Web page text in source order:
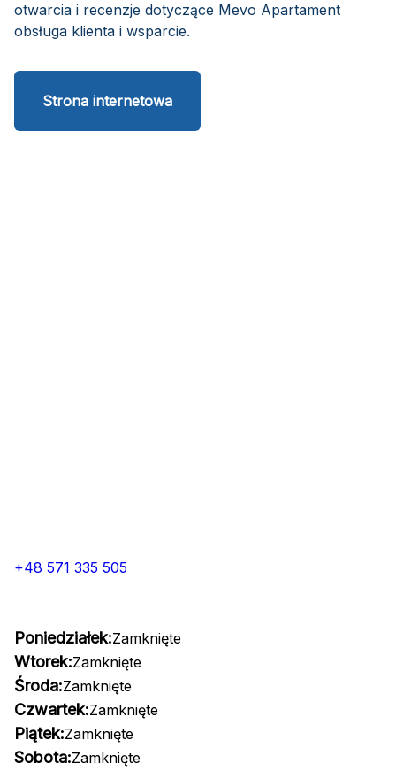
otwarcia i recenzje dotyczące Mevo Apartament
obsługa klienta i wsparcie.
Strona internetowa
+48 571 335 505
Poniedziałek:Zamknięte
Wtorek:Zamknięte
Środa:Zamknięte
Czwartek:Zamknięte
Piątek:Zamknięte
Sobota:Zamknięte